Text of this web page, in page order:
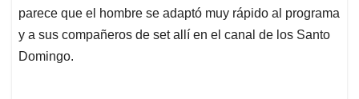
parece que el hombre se adaptó muy rápido al programa
y a sus compañeros de set allí en el canal de los Santo
Domingo.